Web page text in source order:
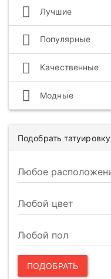
Лучшие
Популярные
Качественные
Модные
Подобрать татуировку
ПОДОБРАТЬ